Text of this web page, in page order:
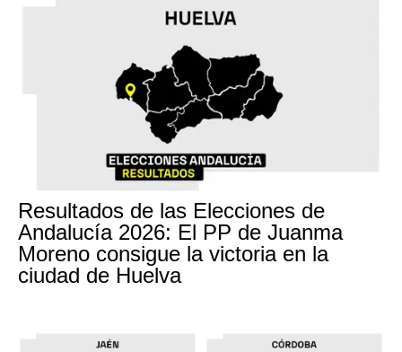
Resultados de las Elecciones de
Andalucía 2026: El PP de Juanma
Moreno consigue la victoria en la
ciudad de Huelva